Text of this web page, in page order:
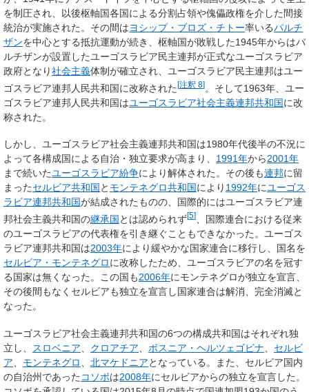
を制圧され、以後枢軸国各国による分割占領や傀儡政権を介した間接
統治が実施された。その間はヨシップ・ブロズ・チトー率いるパルチ
ザンを中心とする抵抗運動が続き、枢軸国が敗戦した1945年からはパ
ルチザンが設置したユーゴスラビア民主連邦が正式なユーゴスラビア
政府となり社会主義体制が確立され、ユーゴスラビア民主連邦はユー
ゴスラビア連邦人民共和国に改称された [注釈 8] 。そして1963年、ユー
ゴスラビア連邦人民共和国はユーゴスラビア社会主義連邦共和国に改
称された。
しかし、ユーゴスラビア社会主義連邦共和国は1980年代後半の不況に
よって各構成国による自治・独立要求が高まり、 1991年から2001年
まで続いたユーゴスラビア紛争により解体された。その後も連邦に留
まったセルビア共和国 と モンテネグロ共和国により 1992年にユーゴス
ラビア連邦共和国が結成されたものの、国際的にはユーゴスラビア連
邦社会主義共和国の継承国 とは認められず[5]
、国際連合における従来
のユーゴスラビアの代表権を引き継ぐこともできなかった。ユーゴス
ラビア連邦共和国は2003年により緩やかな国家連合に移行し、国名を
セルビア・モンテネグロに改称したため、ユーゴスラビアの名を冠す
る国家は無くなった。この国も2006年にモンテネグロが独立を宣言、
その後間もなくセルビアも独立を宣言し国家連合は解消、完全消滅と
なった。
ユーゴスラビア社会主義連邦共和国の6つの構成共和国はそれぞれ独
立し、
スロベニア クロアチア ボスニア・ヘルツェゴビナ
セルビ
ア
モンテネグロ 北マケドニアとなっている。また、セルビア国内
の自治州であった コソボは2008年にセルビアからの独立を宣言した。